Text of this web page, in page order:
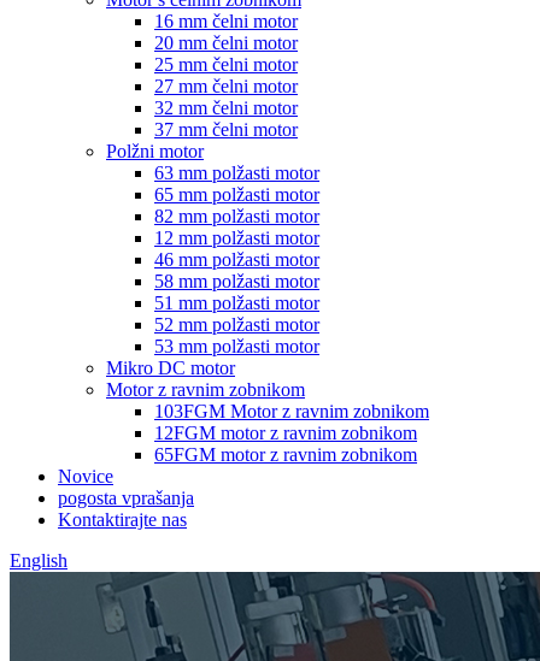
16 mm čelni motor
20 mm čelni motor
25 mm čelni motor
27 mm čelni motor
32 mm čelni motor
37 mm čelni motor
Polžni motor
63 mm polžasti motor
65 mm polžasti motor
82 mm polžasti motor
12 mm polžasti motor
46 mm polžasti motor
58 mm polžasti motor
51 mm polžasti motor
52 mm polžasti motor
53 mm polžasti motor
Mikro DC motor
Motor z ravnim zobnikom
103FGM Motor z ravnim zobnikom
12FGM motor z ravnim zobnikom
65FGM motor z ravnim zobnikom
Novice
pogosta vprašanja
Kontaktirajte nas
English